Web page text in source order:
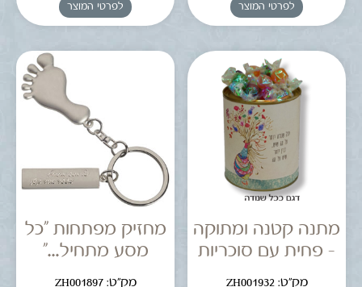
לפרטי המוצר לפרטי המוצר
מתנה קטנה ומתוקה
– פחית עם סוכריות
מק"ט: ZH001932
מחזיק מפתחות "כל
מסע מתחיל…"
מק"ט: ZH001897